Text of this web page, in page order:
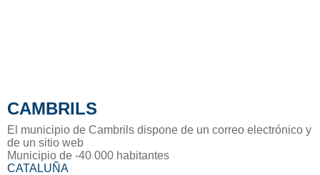
CAMBRILS
El municipio de Cambrils dispone de un correo electrónico y
de un sitio web
Municipio de -40 000 habitantes
CATALUÑA